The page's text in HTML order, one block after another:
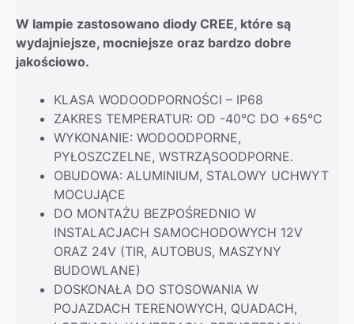
W lampie zastosowano diody CREE, które są
wydajniejsze, mocniejsze oraz bardzo dobre
jakościowo.
KLASA WODOODPORNOŚCI – IP68
ZAKRES TEMPERATUR: OD -40°C DO +65°C
WYKONANIE: WODOODPORNE,
PYŁOSZCZELNE, WSTRZĄSOODPORNE.
OBUDOWA: ALUMINIUM, STALOWY UCHWYT
MOCUJĄCE
DO MONTAŻU BEZPOŚREDNIO W
INSTALACJACH SAMOCHODOWYCH 12V
ORAZ 24V (TIR, AUTOBUS, MASZYNY
BUDOWLANE)
DOSKONAŁA DO STOSOWANIA W
POJAZDACH TERENOWYCH, QUADACH,